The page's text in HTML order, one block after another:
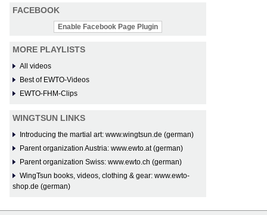
FACEBOOK
Enable Facebook Page Plugin
MORE PLAYLISTS
All videos
Best of EWTO-Videos
EWTO-FHM-Clips
WINGTSUN LINKS
Introducing the martial art: www.wingtsun.de (german)
Parent organization Austria: www.ewto.at (german)
Parent organization Swiss: www.ewto.ch (german)
WingTsun books, videos, clothing & gear: www.ewto-
shop.de (german)